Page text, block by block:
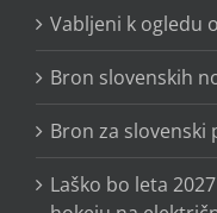
Vabljeni k ogledu
Bron slovenskih
Bron za
Laško bo leta